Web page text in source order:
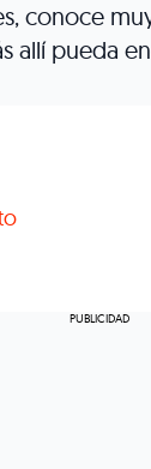
conoce
allí pueda